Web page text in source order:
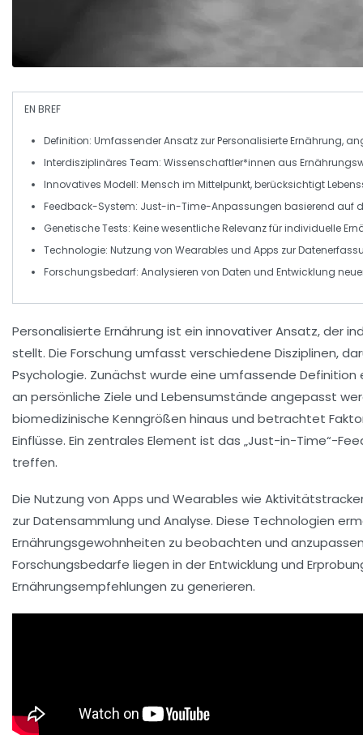
EN BREF
Definition: Umfassender Ansatz zurPersonalisierte Ernährung,
Interdisziplinäres Team: Wissenschaftler*innen aus
Innovatives Modell: Mensch im Mittelpunkt, berücksichtigt
Feedback-System: Just-in-Time-Anpassungen basierend auf
Genetische Tests: Keine wesentliche Relevanz für individuelle
Technologie: Nutzung von Wearables und Apps zur
Forschungsbedarf: Analysieren von Daten und Entwicklung
Personalisierte Ernährung ist ein innovativer Ansatz, der
stellt. Die Forschung umfasst verschiedene Disziplinen,
Psychologie. Zunächst wurde eine umfassende
an persönliche Ziele und Lebensumstände angepasst
biomedizinische Kenngrößen hinaus und betrachtet
Einflüsse. Ein zentrales Element ist das „Just-in-Time“-
treffen.
Die Nutzung von Apps und Wearables wie
zur Datensammlung und Analyse. Diese Technologien
Ernährungsgewohnheiten zu beobachten und
Forschungsbedarfe liegen in der Entwicklung und
Ernährungsempfehlungen zu generieren.